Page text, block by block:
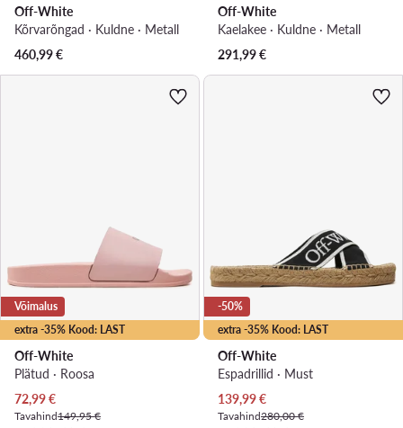
Off-White
Kõrvarõngad · Kuldne · Metall
460,99€
Off-White
Kaelakee · Kuldne · Metall
291,99€
extra -35% Kood: LAST
Võimalus
Off-White
Plätud · Roosa
Praegune hind
72,99€
Tavahind149,95 €
extra -35% Kood: LAST
-50%
Off-White
Espadrillid · Must
Praegune hind
139,99€
Tavahind280,00 €